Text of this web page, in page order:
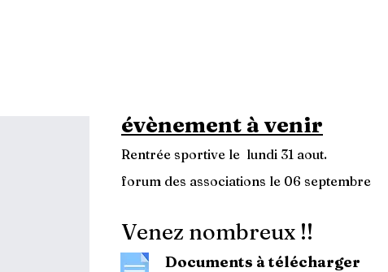
Documents à télécharger
évènement à venir
Rentrée sportive le lundi 31 aout.
forum des associations le 06 septembre
Venez nombreux !!